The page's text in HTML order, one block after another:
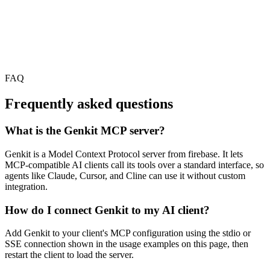
FAQ
Frequently asked questions
What is the Genkit MCP server?
Genkit is a Model Context Protocol server from firebase. It lets
MCP-compatible AI clients call its tools over a standard interface, so
agents like Claude, Cursor, and Cline can use it without custom
integration.
How do I connect Genkit to my AI client?
Add Genkit to your client's MCP configuration using the stdio or
SSE connection shown in the usage examples on this page, then
restart the client to load the server.